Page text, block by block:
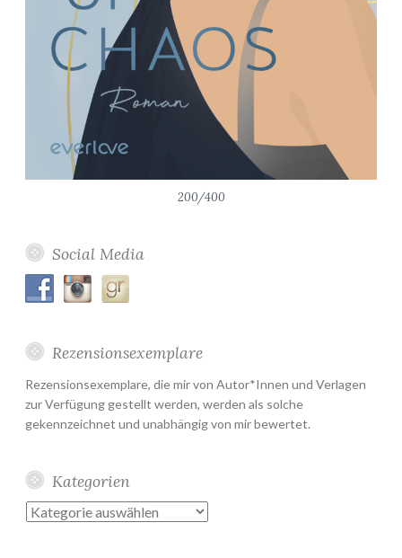
200/400
Social Media
Rezensionsexemplare
Rezensionsexemplare, die mir von Autor*Innen und Verlagen
zur Verfügung gestellt werden, werden als solche
gekennzeichnet und unabhängig von mir bewertet.
Kategorien
Kategorien